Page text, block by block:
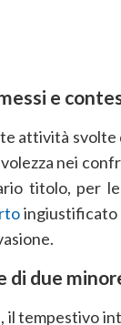
e
attività svolte
nei
titolo, per
ingiustificato
di due
il tempestivo